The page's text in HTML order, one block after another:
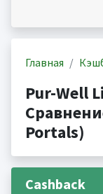
Главная
Pur-Well
Portals)
Cashback